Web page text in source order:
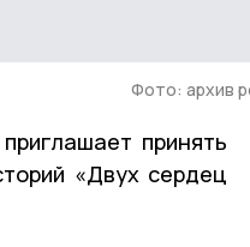
Фото: архив
принять
«Двух сердец